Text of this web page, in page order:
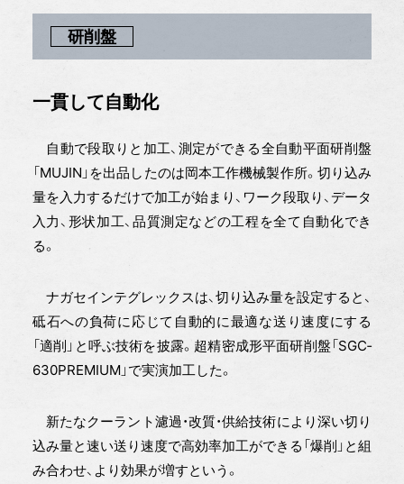
研削盤
一貫して自動化
自動で段取りと加工、測定ができる全自動平面研削盤
「MUJIN」を出品したのは岡本工作機械製作所。切り込み
量を入力するだけで加工が始まり、ワーク段取り、データ
入力、形状加工、品質測定などの工程を全て自動化でき
る。
ナガセインテグレックスは、切り込み量を設定すると、
砥石への負荷に応じて自動的に最適な送り速度にする
「適削」と呼ぶ技術を披露。超精密成形平面研削盤「SGC‐
630PREMIUM」で実演加工した。
新たなクーラント濾過・改質・供給技術により深い切り
込み量と速い送り速度で高効率加工ができる「爆削」と組
み合わせ、より効果が増すという。